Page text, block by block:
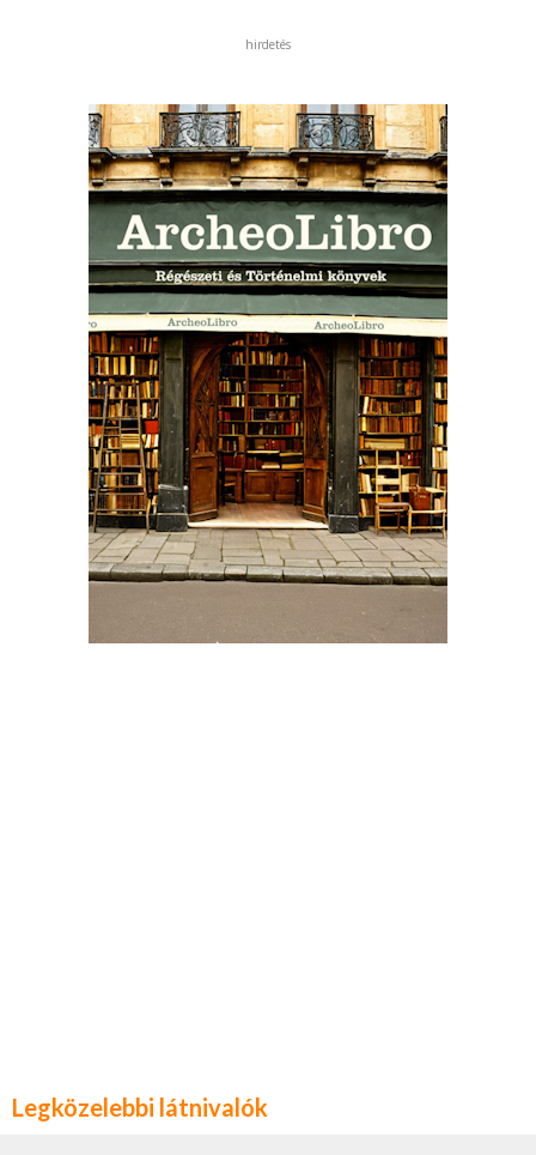
hirdetés
Legközelebbi látnivalók